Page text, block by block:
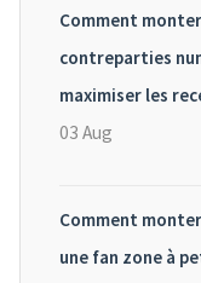
Comment
contreparties
maximiser les
03 Aug
Comment
une fan zone à